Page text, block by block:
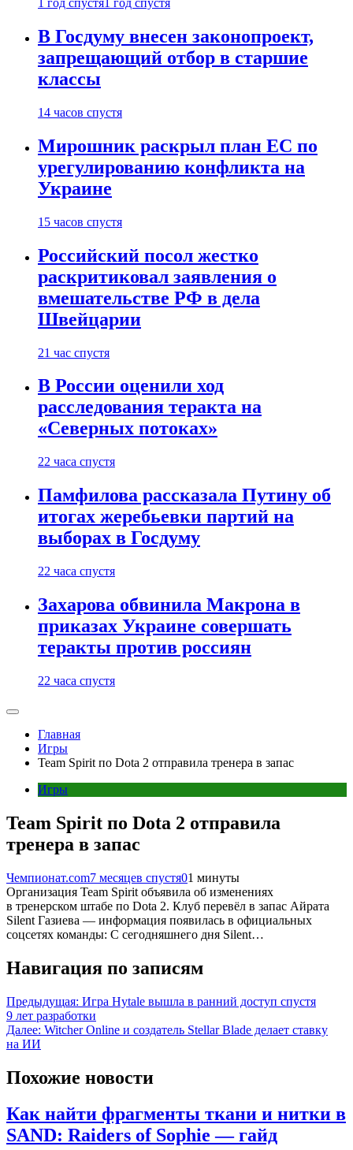
1 год спустя 1 год спустя
В Госдуму внесен законопроект,
запрещающий отбор в старшие
классы
14 часов спустя
Мирошник раскрыл план ЕС по
урегулированию конфликта на
Украине
15 часов спустя
Российский посол жестко
раскритиковал заявления о
вмешательстве РФ в дела
Швейцарии
21 час спустя
В России оценили ход
расследования теракта на
«Северных потоках»
22 часа спустя
Памфилова рассказала Путину об
итогах жеребьевки партий на
выборах в Госдуму
22 часа спустя
Захарова обвинила Макрона в
приказах Украине совершать
теракты против россиян
22 часа спустя
Главная
Игры
Team Spirit по Dota 2 отправила тренера в запас
Игры
Team Spirit по Dota 2 отправила
тренера в запас
Чемпионат.com7 месяцев спустя01 минуты
Организация Team Spirit объявила об изменениях
в тренерском штабе по Dota 2. Клуб перевёл в запас Айрата
Silent Газиева — информация появилась в официальных
соцсетях команды: С сегодняшнего дня Silent…
Навигация по записям
Предыдущая: Игра Hytale вышла в ранний доступ спустя
9 лет разработки
Далее: Witcher Online и создатель Stellar Blade делает ставку
на ИИ
Похожие новости
Как найти фрагменты ткани и нитки в
SAND: Raiders of Sophie — гайд